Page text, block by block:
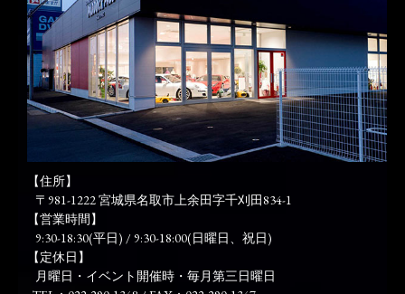
【住所】
〒981-1222 宮城県名取市上余田字千刈田834-1
【営業時間】
9:30-18:30(平日) / 9:30-18:00(日曜日、祝日)
【定休日】
月曜日・イベント開催時・毎月第三日曜日